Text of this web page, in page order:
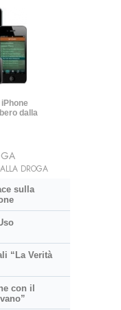
dalla
DROGA
sulla
“La Verità
con il